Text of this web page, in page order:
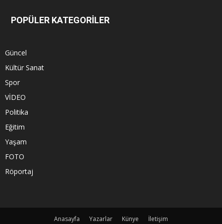
POPÜLER KATEGORİLER
Güncel
Kültür Sanat
Spor
VİDEO
Politika
Eğitim
Yaşam
FOTO
Röportaj
Anasayfa Yazarlar Künye
İletişim